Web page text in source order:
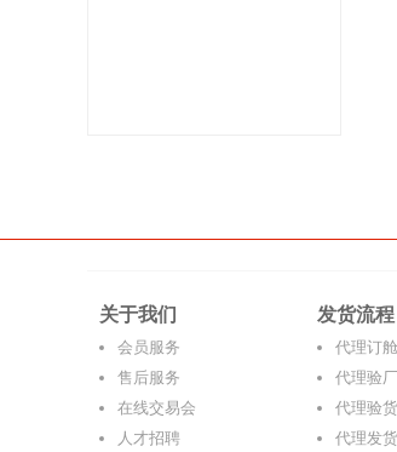
关于我们
会员服务
售后服务
在线交易会
人才招聘
发货流程
代理订舱
代理验厂
代理验货
代理发货